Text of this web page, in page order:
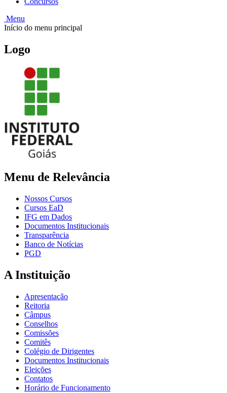
Menu
Início do menu principal
Logo
Menu de Relevância
Nossos Cursos
Cursos EaD
IFG em Dados
Documentos Institucionais
Transparência
Banco de Notícias
PGD
A Instituição
Apresentação
Reitoria
Câmpus
Conselhos
Comissões
Comitês
Colégio de Dirigentes
Documentos Institucionais
Eleições
Contatos
Horário de Funcionamento